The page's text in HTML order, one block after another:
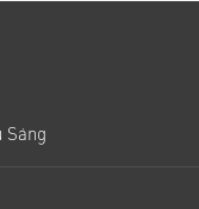
Sáng